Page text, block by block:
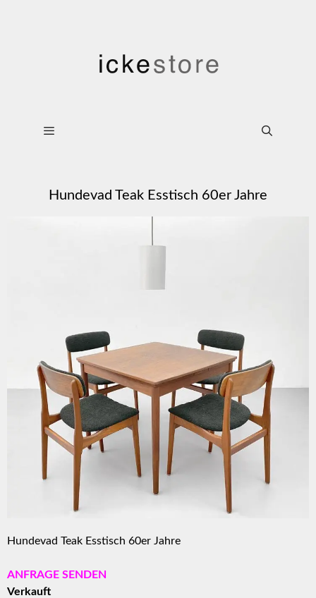
Hundevad Teak Esstisch 60er Jahre
Hundevad Teak Esstisch 60er Jahre
ANFRAGE SENDEN
Verkauft